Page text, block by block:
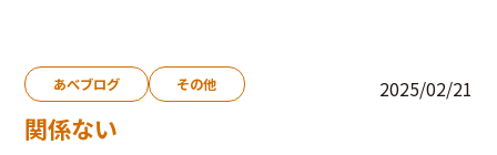
あべブログ その他 2025/02/21
関係ない